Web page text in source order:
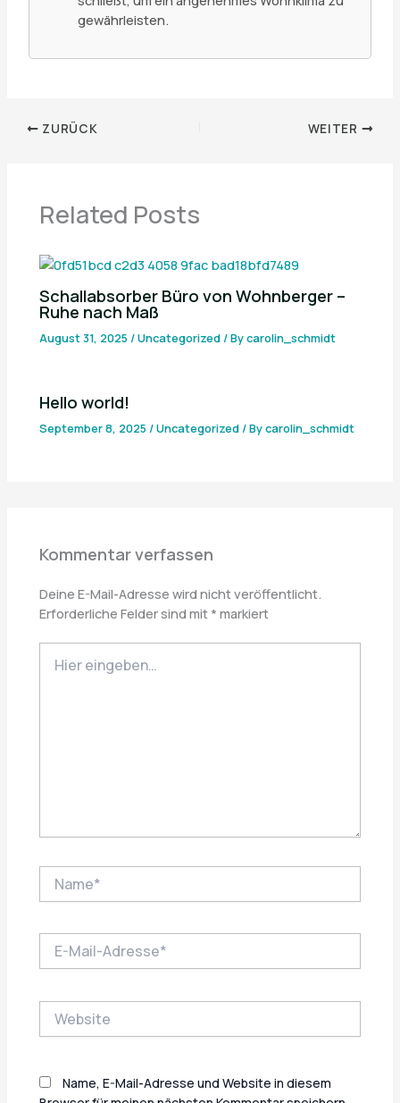
gewährleisten.
ZURÜCK WEITER
Related Posts
Schallabsorber Büro von Wohnberger –
Ruhe nach Maß
August 31, 2025/Uncategorized/ Bycarolin_schmidt
Hello world!
September 8, 2025/Uncategorized/ Bycarolin_schmidt
Kommentar verfassen
Deine E-Mail-Adresse wird nicht veröffentlicht.
Erforderliche Felder sind mit * markiert
eingeben…
Mail-
Name, E-Mail-Adresse und Website in diesem